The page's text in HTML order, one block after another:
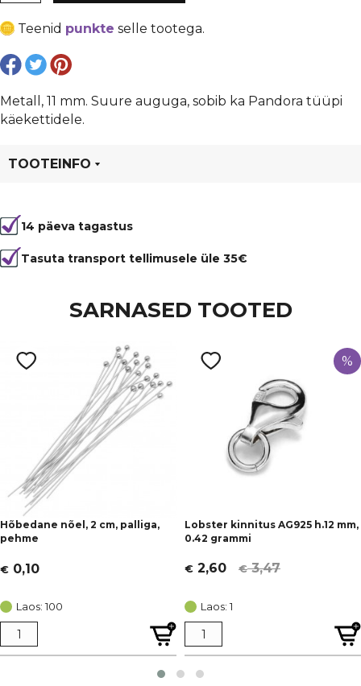
€ 1,80.
€ 1,35.
mm.
Suure
auguga,
ka
Pandora
käekettidele.
Teenid punkte selle tootega.
Metall, 11 mm. Suure auguga, sobib ka Pandora tüüpi
käekettidele.
TOOTEINFO
14 päeva tagastus
Tasuta transport tellimusele üle 35€
SARNASED TOOTED
Hõbedane nõel, 2 cm, palliga,
pehme
€ 0,10
Laos: 100
%
Lobster kinnitus AG925 h.12 mm,
0.42 grammi
€3,47
Algne
oli:
€ 3,47.
€ 2,60
Current
is:
€ 2,60.
Laos: 1